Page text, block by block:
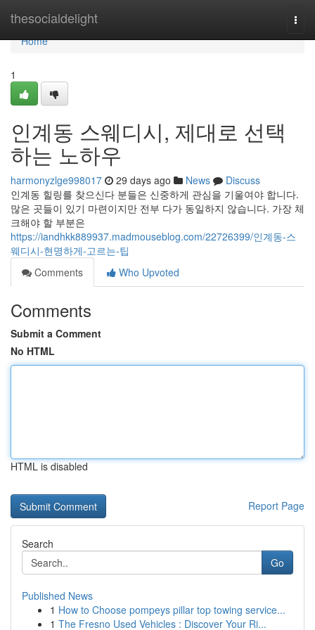
thesocialdelight
Home
Home
1
인계동 스웨디시, 제대로 선택
하는 노하우
harmonyzlge998017 29 days ago News
Discuss
인계동 힐링를 찾으신다 분들은 신중하게 관심을 기울여야 합니다.
많은 곳들이 있기 마련이지만 전부 다가 동일하지 않습니다. 가장 체
크해야 할 부분은
https://iandhkk889937.madmouseblog.com/22726399/인계동-스
웨디시-현명하게-고르는-팁
Comments
Who Upvoted
Comments
Submit a Comment
No HTML
HTML is disabled
Report Page
Search
Go
Published News
1 How to Choose pompeys pillar top towing service...
1 The Fresno Used Vehicles : Discover Your Ri...